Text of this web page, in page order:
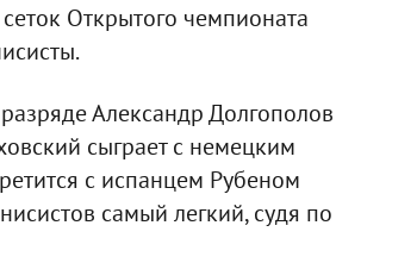
Открытого чемпионата
Александр Долгополов
сыграет с немецким
с испанцем Рубеном
самый легкий, судя по